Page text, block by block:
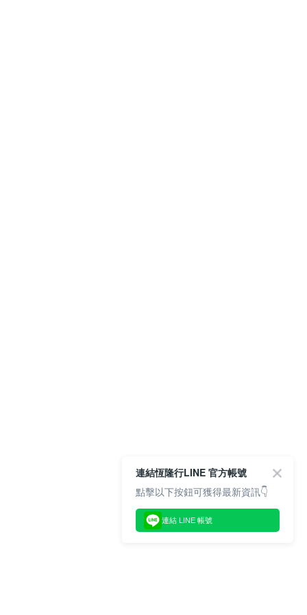
連結恆隆行LINE 官方帳號
點擊以下按鈕可獲得最新資訊👇
連結 LINE 帳號